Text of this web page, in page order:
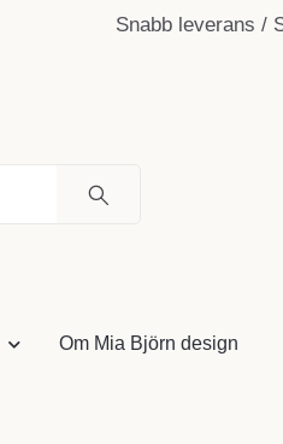
Snabb leverans /
Om Mia Björn design